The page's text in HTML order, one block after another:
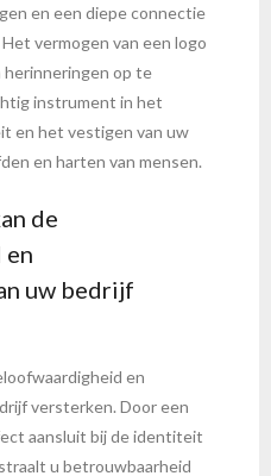
en een diepe connectie
vermogen van een logo
op te
instrument in het
en het vestigen van uw
en harten van mensen.
de
uw bedrijf
en
versterken. Door een
aansluit bij de identiteit
u betrouwbaarheid